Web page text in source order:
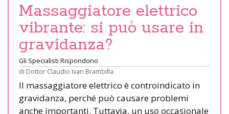
Massaggiatore elettrico
vibrante: si può usare in
gravidanza?
Gli Specialisti Rispondono
di Dottor Claudio Ivan Brambilla
Il massaggiatore elettrico è controindicato in
gravidanza, perché può causare problemi
anche importanti. Tuttavia, un uso occasionale